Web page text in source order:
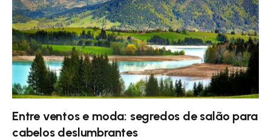
Entre ventos e moda: segredos de salão para
cabelos deslumbrantes